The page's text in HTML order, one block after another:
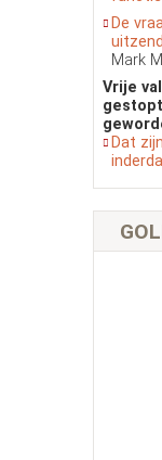
De
Mark
Vrije
Dat